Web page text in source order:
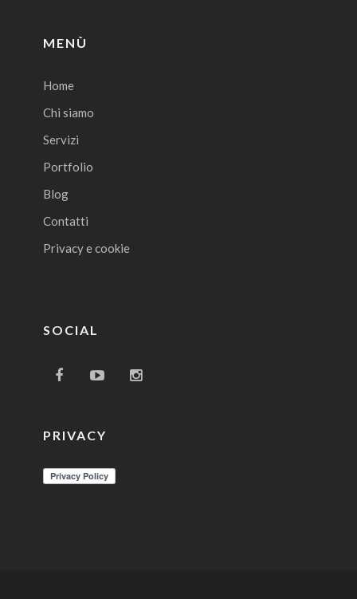
MENÙ
Home
Chi siamo
Servizi
Portfolio
Blog
Contatti
Privacy e cookie
SOCIAL
PRIVACY